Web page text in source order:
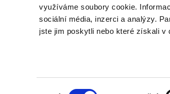
využíváme soubory cookie.
sociální média, inzerci a analýzy.
jste jim poskytli nebo které získali v
Staňte se